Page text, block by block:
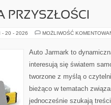
PRZYSZŁOŚCI
- 20 - 2026 MOŻLIWOŚĆ
Auto Jarmark to
interesują się światem
tworzone z myślą o
bieżąco w tematach
jednocześnie szukają